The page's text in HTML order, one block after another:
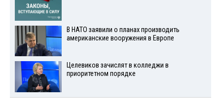
В НАТО заявили о планах производить
американские вооружения в Европе
Целевиков зачислят в колледжи в
приоритетном порядке